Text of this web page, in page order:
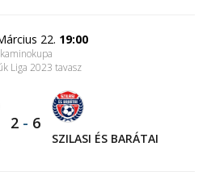
22. 19:00
kaminokupa
Liga 2023 tavasz
2 - 6
SZILASI ÉS BARÁTAI